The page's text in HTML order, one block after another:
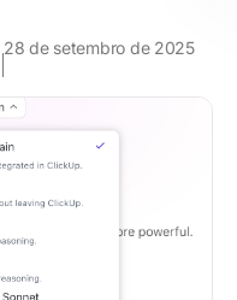
28 de setembro de 2025